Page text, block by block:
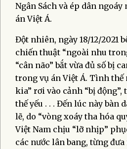
Ngân Sách và ép dân
án Việt Á.
Đột nhiên, ngày 18/12/2021
chiến thuật “ngoài nhu
“cân não” bắt vừa đủ số bị
trong vụ án Việt Á. Tình thế
kia” rơi vào cảnh “bị
thế yếu . . . Đến lúc này bàn
lẽ, do “vòng xoáy tha hóa
Việt Nam chịu “lỡ nhịp”
các nước lân bang, từng